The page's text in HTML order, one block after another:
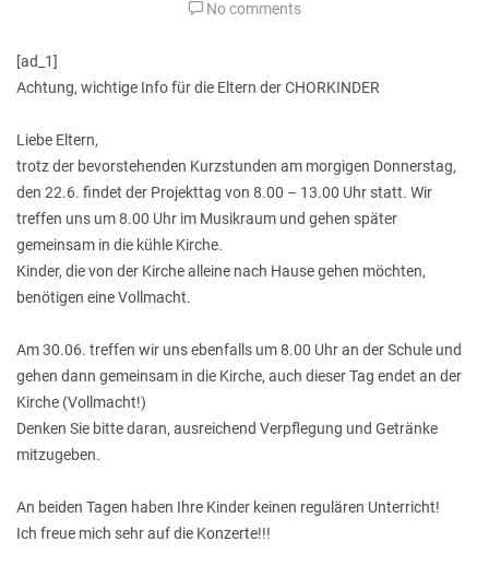
No comments
[ad_1]
Achtung, wichtige Info für die Eltern der CHORKINDER
Liebe Eltern,
trotz der bevorstehenden Kurzstunden am morgigen Donnerstag,
den 22.6. findet der Projekttag von 8.00 – 13.00 Uhr statt. Wir
treffen uns um 8.00 Uhr im Musikraum und gehen später
gemeinsam in die kühle Kirche.
Kinder, die von der Kirche alleine nach Hause gehen möchten,
benötigen eine Vollmacht.
Am 30.06. treffen wir uns ebenfalls um 8.00 Uhr an der Schule und
gehen dann gemeinsam in die Kirche, auch dieser Tag endet an der
Kirche (Vollmacht!)
Denken Sie bitte daran, ausreichend Verpflegung und Getränke
mitzugeben.
An beiden Tagen haben Ihre Kinder keinen regulären Unterricht!
Ich freue mich sehr auf die Konzerte!!!